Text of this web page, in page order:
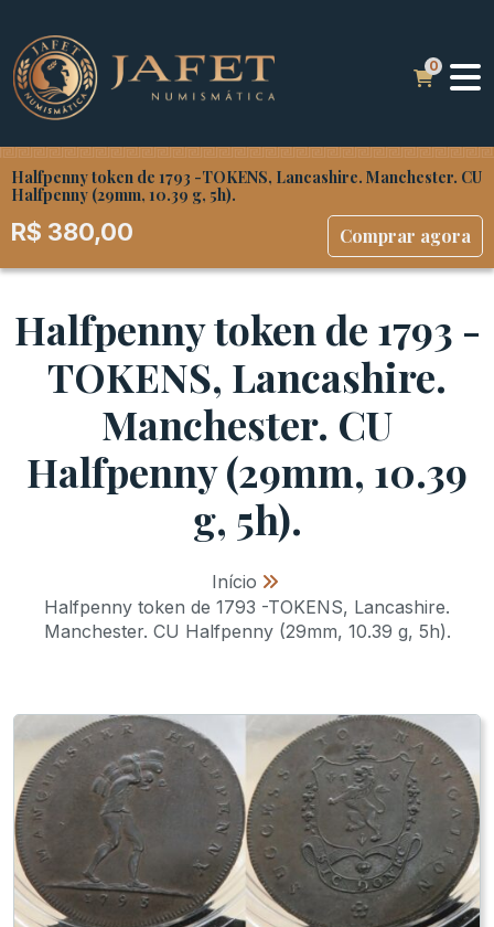
Halfpenny token de 1793 -TOKENS, Lancashire. Manchester. CU
Halfpenny (29mm, 10.39 g, 5h).
R$ 380,00 Comprar agora
Halfpenny token de 1793 -
TOKENS, Lancashire.
Manchester. CU
Halfpenny (29mm, 10.39
g, 5h).
Início »
Halfpenny token de 1793 -TOKENS, Lancashire.
Manchester. CU Halfpenny (29mm, 10.39 g, 5h).